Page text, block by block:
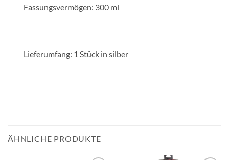
Fassungsvermögen: 300 ml
Lieferumfang: 1 Stück in silber
ÄHNLICHE PRODUKTE